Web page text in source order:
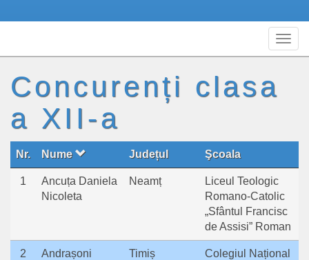
Concurenți clasa
a XII-a
Nr. Nume Județul Şcoala
1
Ancuța Daniela
Nicoleta
Neamț
Liceul Teologic
Romano-Catolic
„Sfântul Francisc
de Assisi” Roman
2
Andrașoni
Timiș
Colegiul Național